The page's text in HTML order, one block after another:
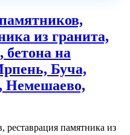
из гранита,
на
Буча,
Немешаево,
реставрация памятника из